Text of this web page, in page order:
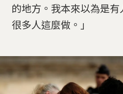
的地方。我本來以為是
很多人這麼做。」